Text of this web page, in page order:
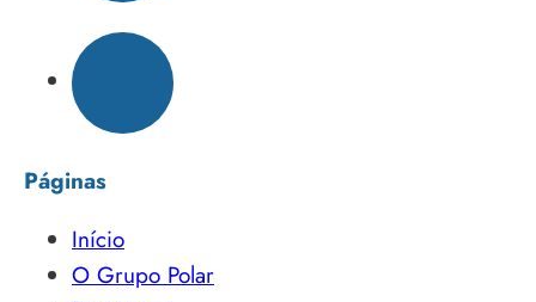
Páginas
Início
O Grupo Polar